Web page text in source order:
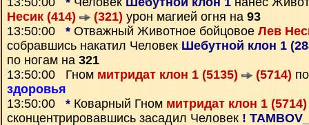
Несик (414)
(321) урон магией огня на 93
13:50:00 * Отважный Животное бойцовое Лев
собравшись накатил Человек Шебутной клон 1
по ногам на 321
13:50:00 Гном митридат клон 1 (5135) (5714)
здоровья
13:50:00 * Коварный Гном митридат клон 1
сконцентрировавшись засадил Человек !